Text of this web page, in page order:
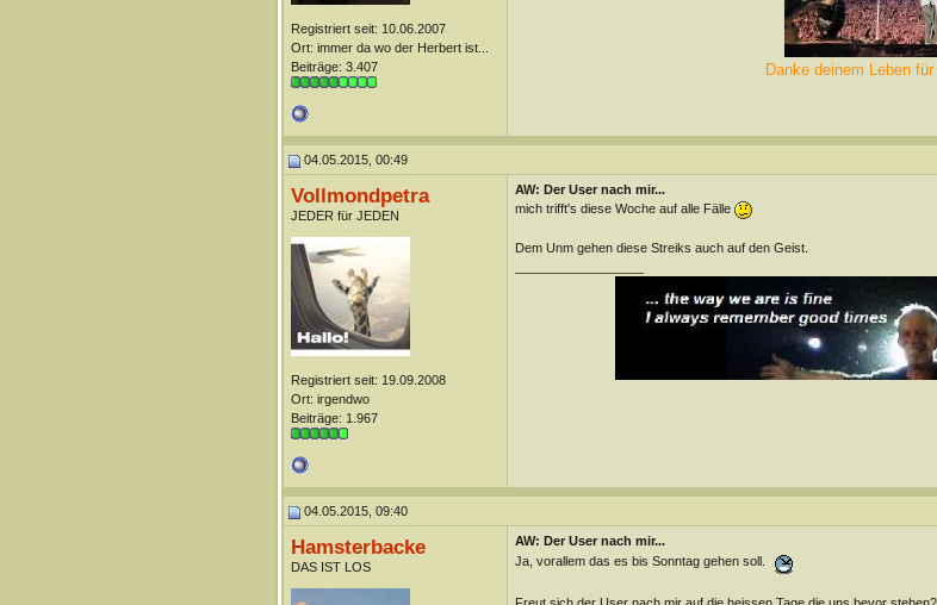
Registriert seit: 10.06.2007
Ort: immer da wo der Herbert ist...
Beiträge: 3.407
Danke deinem Leben für
04.05.2015, 00:49
Vollmondpetra
JEDER für JEDEN
Registriert seit: 19.09.2008
Ort: irgendwo
Beiträge: 1.967
AW: Der User nach mir...
mich trifft's diese Woche auf alle Fälle
Dem Unm gehen diese Streiks auch auf den Geist.
04.05.2015, 09:40
Hamsterbacke
DAS IST LOS
AW: Der User nach mir...
Ja, vorallem das es bis Sonntag gehen soll.